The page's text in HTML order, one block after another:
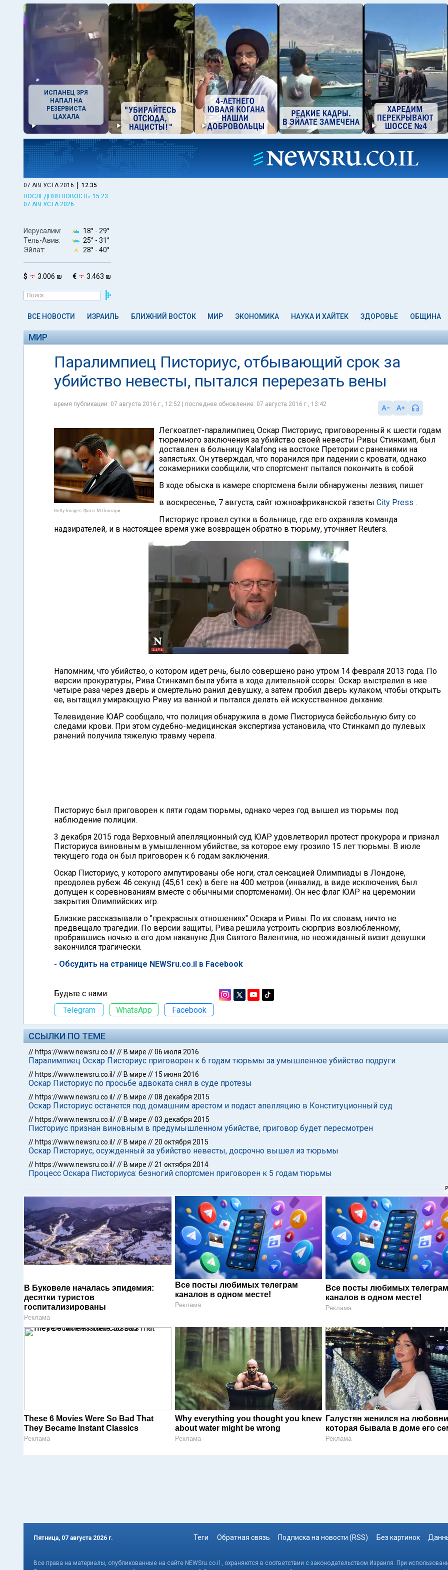
ИСПАНЕЦ ЗРЯ
НАПАЛ НА
РЕЗЕРВИСТА
ЦАХАЛА
07 АВГУСТА 2016 | 12:35
ПОСЛЕДНЯЯ НОВОСТЬ: 15:23
07 АВГУСТА 2026
Иерусалим: 18° - 29°
Тель-Авив:
25° - 31°
Эйлат:
28° - 40°
$ 3.006 ₪ € 3.463 ₪
ВСЕ НОВОСТИ ИЗРАИЛЬ БЛИЖНИЙ ВОСТОК МИР ЭКОНОМИКА НАУКА И ХАЙТЕК ЗДОРОВЬЕ ОБЩИНА
МИР
Паралимпиец Писториус, отбывающий срок за
убийство невесты, пытался перерезать вены
время публикации: 07 августа 2016 г., 12:52 | последнее обновление: 07 августа 2016 г., 13:42
Getty Images. Фото: М.Лонгари
Легкоатлет-паралимпиец Оскар Писториус, приговоренный к шести годам
тюремного заключения за убийство своей невесты Ривы Стинкамп, был
доставлен в больницу Kalafong на востоке Претории с ранениями на
запястьях. Он утверждал, что поранился при падении с кровати, однако
сокамерники сообщили, что спортсмент пытался покончить в собой
В ходе обыска в камере спортсмена были обнаружены лезвия, пишет
в воскресенье, 7 августа, сайт южноафриканской газеты City Press .
Писториус провел сутки в больнице, где его охраняла команда
надзирателей, и в настоящее время уже возвращен обратно в тюрьму, уточняет Reuters.
Напомним, что убийство, о котором идет речь, было совершено рано утром 14 февраля 2013 года. По
версии прокуратуры, Рива Стинкамп была убита в ходе длительной ссоры: Оскар выстрелил в нее
четыре раза через дверь и смертельно ранил девушку, а затем пробил дверь кулаком, чтобы открыть
ее, вытащил умирающую Риву из ванной и пытался делать ей искусственное дыхание.
Телевидение ЮАР сообщало, что полиция обнаружила в доме Писториуса бейсбольную биту со
следами крови. При этом судебно-медицинская экспертиза установила, что Стинкамп до пулевых
ранений получила тяжелую травму черепа.
Писториус был приговорен к пяти годам тюрьмы, однако через год вышел из тюрьмы под
наблюдение полиции.
3 декабря 2015 года Верховный апелляционный суд ЮАР удовлетворил протест прокурора и признал
Писториуса виновным в умышленном убийстве, за которое ему грозило 15 лет тюрьмы. В июле
текущего года он был приговорен к 6 годам заключения.
Оскар Писториус, у которого ампутированы обе ноги, стал сенсацией Олимпиады в Лондоне,
преодолев рубеж 46 секунд (45,61 сек) в беге на 400 метров (инвалид, в виде исключения, был
допущен к соревнованиям вместе с обычными спортсменами). Он нес флаг ЮАР на церемонии
закрытия Олимпийских игр.
Близкие рассказывали о "прекрасных отношениях" Оскара и Ривы. По их словам, ничто не
предвещало трагедии. По версии защиты, Рива решила устроить сюрприз возлюбленному,
пробравшись ночью в его дом накануне Дня Святого Валентина, но неожиданный визит девушки
закончился трагически.
- Обсудить на странице NEWSru.co.il в Facebook
Будьте с нами:
Telegram
WhatsApp Facebook
ССЫЛКИ ПО ТЕМЕ
// https://www.newsru.co.il/// В мире //06 июля 2016
Паралимпиец Оскар Писториус приговорен к 6 годам тюрьмы за умышленное убийство подруги
// https://www.newsru.co.il/// В мире // 15 июня 2016
Оскар Писториус по просьбе адвоката снял в суде протезы
// https://www.newsru.co.il/// В мире //08 декабря 2015
Оскар Писториус останется под домашним арестом и подаст апелляцию в Конституционный суд
// https://www.newsru.co.il/// В мире //03 декабря 2015
Писториус признан виновным в предумышленном убийстве, приговор будет пересмотрен
// https://www.newsru.co.il/// В мире //20 октября 2015
Оскар Писториус, осужденный за убийство невесты, досрочно вышел из тюрьмы
// https://www.newsru.co.il/// В мире //21 октября 2014
Процесс Оскара Писториуса: безногий спортсмен приговорен к 5 годам тюрьмы
В Буковеле началась эпидемия:
десятки туристов
госпитализированы
Реклама
Все посты любимых телеграм
каналов в одном месте!
Реклама
Все посты любимых
каналов в одном месте!
Реклама
These 6 Movies Were So Bad That
They Became Instant Classics
Реклама
Why everything you thought you knew
about water might be wrong
Реклама
Галустян женился на
которая бывала в доме его
Реклама
Пятница, 07 августа 2026 г. Теги Обратная связь Подписка на новости (RSS) Без картинок
Все права на материалы, опубликованные на сайте NEWSru.co.il , охраняются в соответствии с законодательством Израиля. При